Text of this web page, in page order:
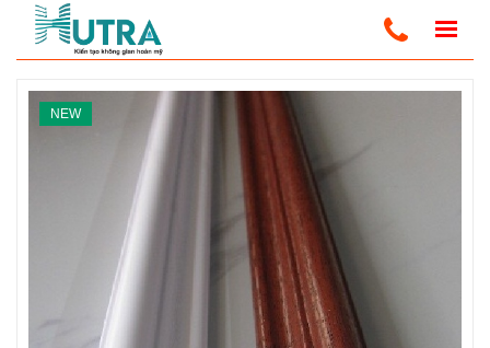
Trang Chủ Ốp Tường Nano
NEW